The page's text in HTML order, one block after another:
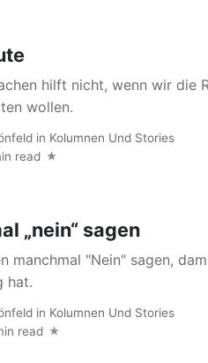
hilft nicht, wenn wir die
wollen.
in Kolumnen Und Stories
read
„nein“ sagen
manchmal "Nein" sagen,
hat.
in Kolumnen Und Stories
read